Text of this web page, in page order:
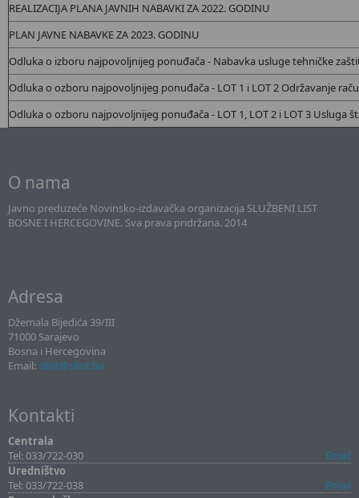
REALIZACIJA PLANA JAVNIH NABAVKI ZA 2022. GODINU
PLAN JAVNE NABAVKE ZA 2023. GODINU
Odluka o izboru najpovoljnijeg ponuđača - Nabavka usluge tehničke
Odluka o ozboru najpovoljnijeg ponuđača - LOT 1 i LOT 2 Održavanje
Odluka o ozboru najpovoljnijeg ponuđača - LOT 1, LOT 2 i LOT 3 Usluga
O nama
Javno preduzeće Novinsko-izdavačka organizacija SLUŽBENI LIST
BOSNE I HERCEGOVINE. Sva prava pridržana. 2014
Adresa
Džemala Bijedića 39/III
71000 Sarajevo
Bosna i Hercegovina
Email: sllist@sllist.ba
Kontakti
Centrala
Tel: 033/722-030
Email
Uredništvo
Tel: 033/722-038
Email